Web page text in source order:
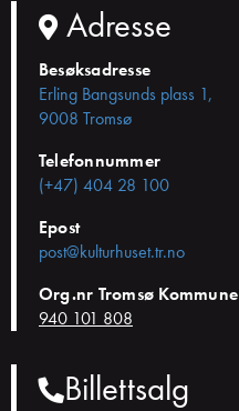
Adresse
Besøksadresse
Erling Bangsunds plass 1,
9008 Tromsø
Telefonnummer
(+47) 404 28 100
Epost
post@kulturhuset.tr.no
Org.nr Tromsø Kommune
940 101 808
Billettsalg